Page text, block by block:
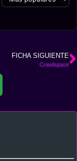
FICHA SIGUIENTE
Crawlspace